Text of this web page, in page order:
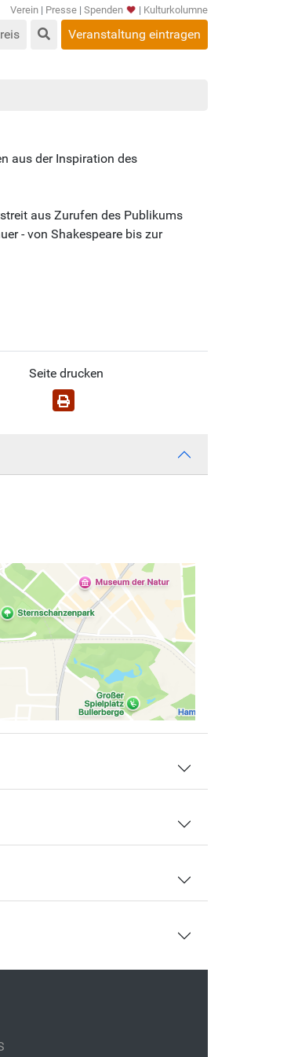
Verein | Presse | Spenden | Kulturkolumne
Veranstaltung eintragen
aus der Inspiration des
aus Zurufen des Publikums
- von Shakespeare bis zur
Seite drucken